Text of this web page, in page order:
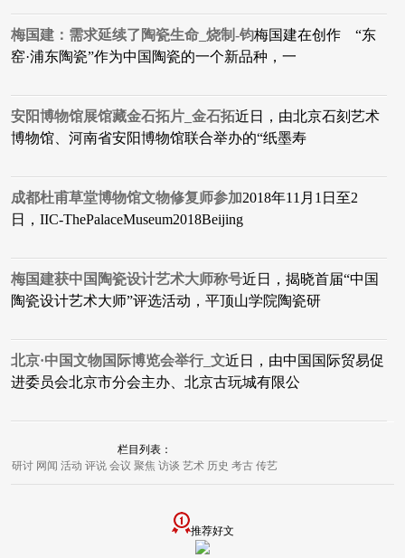
梅国建：需求延续了陶瓷生命_烧制-钧​梅国建在创作 “东
窑·浦东陶瓷”作为中国陶瓷的一个新品种，一
安阳博物馆展馆藏金石拓片_金石拓近日，由北京石刻艺术
博物馆、河南省安阳博物馆联合举办的“纸墨寿
成都杜甫草堂博物馆文物修复师参加2018年11月1日至2
日，IIC-ThePalaceMuseum2018Beijing
梅国建获中国陶瓷设计艺术大师称号近日，揭晓首届“中国
陶瓷设计艺术大师”评选活动，平顶山学院陶瓷研
北京·中国文物国际博览会举行_文近日，由中国国际贸易促
进委员会北京市分会主办、北京古玩城有限公
栏目列表：
研讨 网闻 活动 评说 会议 聚焦 访谈 艺术 历史 考古 传艺
推荐好文